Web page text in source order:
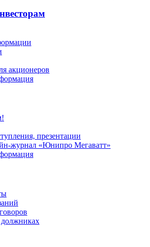
акционеров
презентации
журнал «Юнипро Мегаватт»